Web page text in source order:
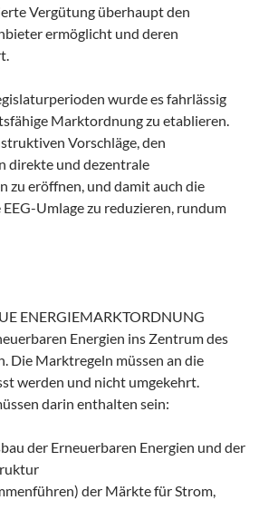
Vergütung überhaupt den
ermöglicht und deren
wurde es fahrlässig
Marktordnung zu etablieren.
Vorschläge, den
direkte und dezentrale
zu eröffnen, und damit auch die
Umlage zu reduzieren, rundum
ENERGIEMARKTORDNUNG
Energien ins Zentrum des
Die Marktregeln müssen an die
werden und nicht umgekehrt.
darin enthalten sein:
der Erneuerbaren Energien und der
der Märkte für Strom,